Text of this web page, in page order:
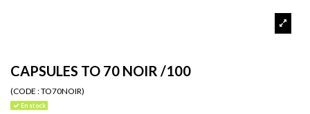
CAPSULES TO 70 NOIR /100
(CODE :TO70NOIR)
En stock